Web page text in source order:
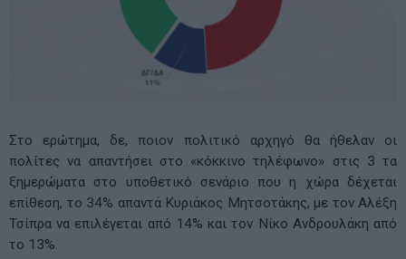
Στο ερώτημα, δε, ποιον πολιτικό αρχηγό θα ήθελαν οι
πολίτες να απαντήσει στο «κόκκινο τηλέφωνο» στις 3 τα
ξημερώματα στο υποθετικό σενάριο που η χώρα δέχεται
επίθεση, το 34% απαντά Κυριάκος Μητσοτάκης, με τον Αλέξη
Τσίπρα να επιλέγεται από 14% και τον Νίκο Ανδρουλάκη από
το 13%.